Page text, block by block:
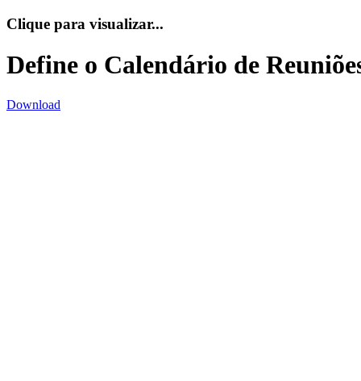
Clique para visualizar...
Define o Calendário de
Download